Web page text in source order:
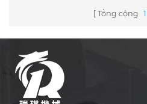
Tổng cộng 1